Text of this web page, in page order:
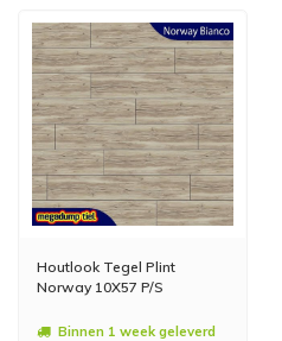
Houtlook Tegel Plint
Norway 10X57 P/S
Binnen 1 week geleverd